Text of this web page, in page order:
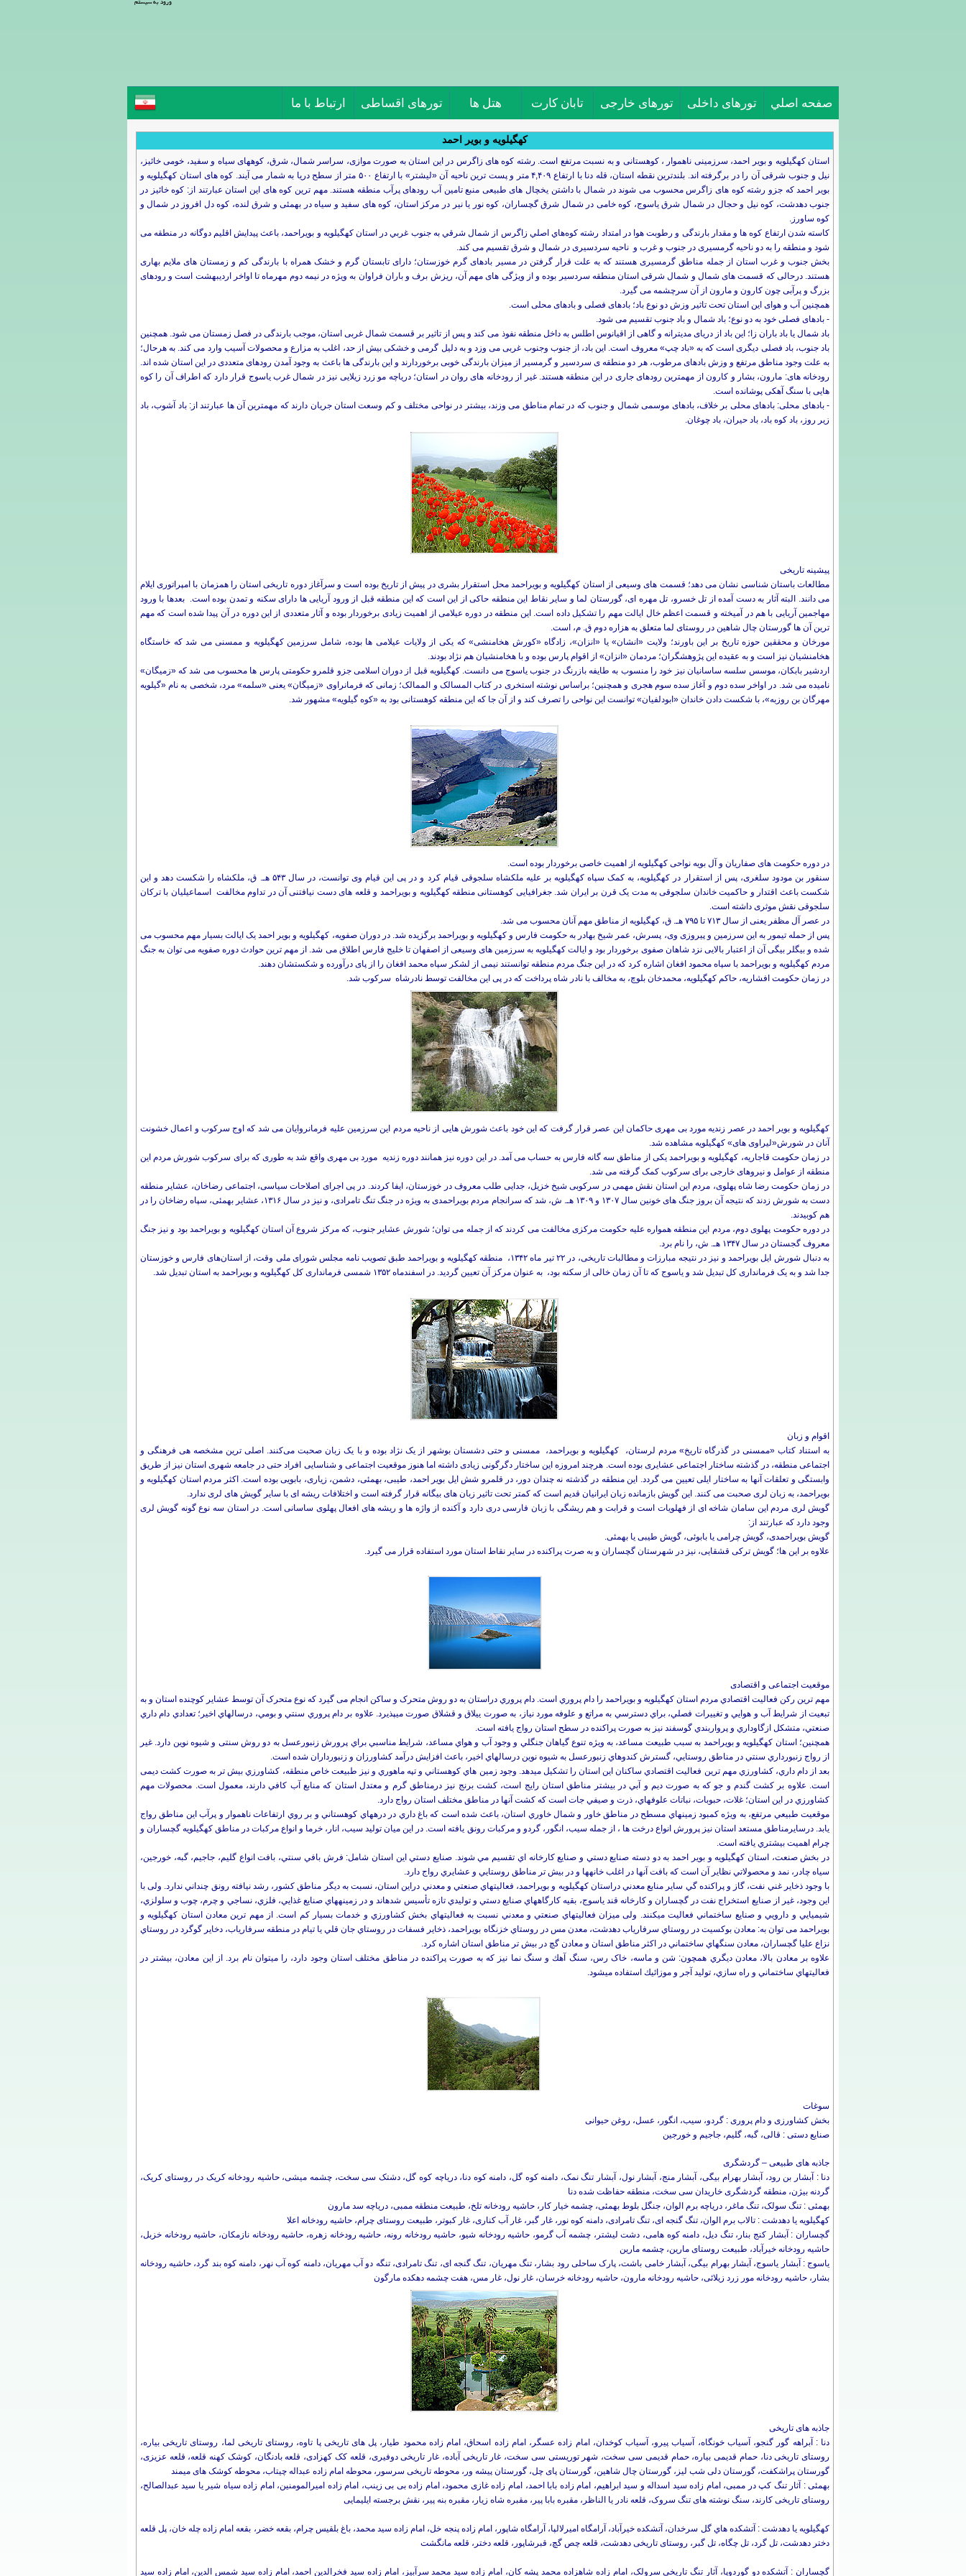
ورود به سیستم
صفحه اصلي تورهای داخلی تورهای خارجی تابان کارت هتل ها تورهای اقساطی ارتباط با ما
کهگیلویه و بویر احمد
استان کهگیلویه و بویر احمد، سرزمینی ناهموار ، کوهستانی و به نسبت مرتفع است. رشته کوه های زاگرس در این استان به صورت موازی، سراسر شمال، شرق، کوههای سیاه و سفید، خومی خائیز،
نیل و جنوب شرقی آن را در برگرفته اند. بلندترین نقطه استان، قله دنا با ارتفاع ۴,۴۰۹ متر و پست ترین ناحیه آن «لیشتر» با ارتفاع ۵۰۰ متر از سطح دریا به شمار می آیند. کوه های استان کهگیلویه و
بویر احمد که جزو رشته کوه های زاگرس محسوب می شوند در شمال با داشتن یخچال های طبیعی منبع تامین آب رودهای پرآب منطقه هستند. مهم ترین کوه های این استان عبارتند از: کوه خائیز در
جنوب دهدشت، کوه نیل و حجال در شمال شرق یاسوج، کوه خامی در شمال شرق گچساران، کوه نور یا نیر در مرکز استان، کوه های سفید و سیاه در بهمئی و شرق لنده، کوه دل افروز در شمال و
کوه ساورز.
کاسته شدن ارتفاع کوه ها و مقدار بارندگی و رطوبت هوا در امتداد رشته‌ كوه‌هاي‌ اصلي‌ زاگرس‌ از شمال‌ شرقي‌ به‌ جنوب‌ غربي‌ در استان‌ كهگيلويه‌ و بويراحمد، باعث پیدایش اقلیم دوگانه در منطقه می
شود و منطقه را به دو ناحیه گرمسیری در جنوب و غرب و ناحیه سردسیری در شمال و شرق تقسیم می کند.
بخش جنوب و غرب استان از جمله مناطق گرمسیری هستند که به علت قرار گرفتن در مسیر بادهای گرم خوزستان؛ دارای تابستان گرم و خشک همراه با بارندگی کم و زمستان های ملایم بهاری
هستند. درحالی که قسمت های شمال و شمال شرقی استان منطقه سردسیر بوده و از ویژگی های مهم آن، ریزش برف و باران فراوان به ویژه در نیمه دوم مهرماه تا اواخر اردیبهشت است و رودهای
بزرگ و پرآبی چون کارون و مارون از آن سرچشمه می گیرد.
همچنین آب و هوای این استان تحت تاثیر وزش دو نوع باد؛ بادهای فصلی و بادهای محلی است.
- بادهای فصلی خود به دو نوع؛ باد شمال و باد جنوب تقسیم می شود.
باد شمال یا باد باران زا؛ این باد از دریای مدیترانه و گاهی از اقیانوس اطلس به داخل منطقه نفوذ می کند و پس از تاثیر بر قسمت شمال غربی استان، موجب بارندگی در فصل زمستان می شود. همچنین
باد جنوب، باد فصلی دیگری است که به «باد چپ» معروف است. این باد، از جنوب وجنوب غربی می وزد و به دلیل گرمی و خشکی بیش از حد، اغلب به مزارع و محصولات آسیب وارد می کند. به هرحال؛
به علت وجود مناطق مرتفع و وزش بادهای مرطوب، هر دو منطقه ی سردسیر و گرمسیر از میزان بارندگی خوبی برخوردارند و این بارندگی ها باعث به وجود آمدن رودهای متعددی در این استان شده اند.
رودخانه های: مارون، بشار و کارون از مهمترین رودهای جاری در این منطقه هستند. غیر از رودخانه های روان در استان؛ دریاچه مو زرد زیلایی نیز در شمال غرب یاسوج قرار دارد که اطراف آن را کوه
هایی با سنگ آهکی پوشانده است.
- بادهای محلی: بادهای محلی بر خلاف، بادهای موسمی شمال و جنوب که در تمام مناطق می وزند، بیشتر در نواحی مختلف و کم وسعت استان جریان دارند که مهمترین آن ها عبارتند از: باد آشوب، باد
زیر روز، باد کوه باد، باد حیران، باد چوغان.
پیشینه تاریخی
مطالعات باستان شناسی نشان می دهد؛ قسمت های وسیعی از استان کهگیلویه و بویراحمد محل استقرار بشری در پیش از تاریخ بوده است و سرآغاز دوره تاریخی استان را همزمان با امپراتوری ایلام
می دانند. البته آثار به دست آمده از تل خسرو، تل مهره ای، گورستان لما و سایر نقاط این منطقه حاکی از این است که این منطقه قبل از ورود آریایی ها دارای سکنه و تمدن بوده است. بعدها با ورود
مهاجمین آریایی با هم در آمیخته و قسمت اعظم خال ایالت مهم را تشکیل داده است. این منطقه در دوره عیلامی از اهمیت زیادی برخوردار بوده و آثار متعددی از این دوره در آن پیدا شده است که مهم
ترین آن ها گورستان چال شاهین در روستای لما متعلق به هزاره دوم ق. م، است.
مورخان و محققین حوزه تاریخ بر این باورند؛ ولایت «انشان» یا «انزان»، زادگاه «کورش هخامنشی» که یکی از ولایات عیلامی ها بوده، شامل سرزمین کهگیلویه و ممسنی می شد که خاستگاه
هخامنشیان نیز است و به عقیده این پژوهشگران؛ مردمان «انزان» از اقوام پارس بوده و با هخامنشیان هم نژاد بودند.
اردشیر بابکان، موسس سلسه ساسانیان نیز خود را منسوب به طایفه بازرنگ در جنوب یاسوج می دانست. کهگیلویه قبل از دوران اسلامی جزو قلمرو حکومتی پارس ها محسوب می شد که «زمیگان»
نامیده می شد. در اواخر سده دوم و آغاز سده سوم هجری و همچنین؛ براساس نوشته استخری در کتاب المسالک و الممالک؛ زمانی که فرمانراوی «زمیگان» یعنی «سلمه» مرد، شخصی به نام «گیلویه
مهرگان بن روزبه»، با شکست دادن خاندان «ابودلفیان» توانست این نواحی را تصرف کند و از آن جا که این منطقه کوهستانی بود به «کوه گیلویه» مشهور شد.
در دوره حکومت های صفاریان و آل بویه نواحی کهگیلویه از اهمیت خاصی برخوردار بوده است.
سنقور بن مودود سلغری، پس از استقرار در کهگیلویه، به کمک سپاه کهگیلویه بر علیه ملکشاه سلجوقی قیام کرد و در پی این قیام وی توانست، در سال ۵۴۳ هـ. ق، ملکشاه را شکست دهد و این
شکست باعث اقتدار و حاکمیت خاندان سلجوقی به مدت یک قرن بر ایران شد. جغرافیایی کوهستانی منطقه کهگیلویه و بویراحمد و قلعه های دست نیافتنی آن در تداوم مخالفت اسماعیلیان با ترکان
سلجوقی نقش موثری داشته است.
در عصر آل مظفر یعنی از سال ۷۱۳ تا ۷۹۵ هـ. ق، کهگیلویه از مناطق مهم آنان محسوب می شد.
پس از حمله تیمور به این سرزمین و پیروزی وی، پسرش، عمر شیخ بهادر به حکومت فارس و کهگیلویه و بویراحمد برگزیده شد. در دوران صفویه، کهگیلویه و بویر احمد یک ایالت بسیار مهم محسوب می
شده و بیگلر بیگی آن از اعتبار بالایی نزد شاهان صفوی برخوردار بود و ایالت کهگیلویه به سرزمین های وسیعی از اصفهان تا خلیج فارس اطلاق می شد. از مهم ترین حوادث دوره صفویه می توان به جنگ
مردم کهگیلویه و بویراحمد با سپاه محمود افغان اشاره کرد که در این جنگ مردم منطقه توانستند نیمی از لشکر سپاه محمد افغان را از پای درآورده و شکستشان دهند.
در زمان حکومت افشاریه، حاکم کهگیلویه، محمدخان بلوچ، به مخالف با نادر شاه پرداخت که در پی این مخالفت توسط نادرشاه سرکوب شد.
کهگیلویه و بویر احمد در عصر زندیه مورد بی مهری حاکمان این عصر قرار گرفت که این خود باعث شورش هایی از ناحیه مردم این سرزمین علیه فرمانروایان می شد که اوج سرکوب و اعمال خشونت
آنان در شورش«لیراوی های» کهگیلویه مشاهده شد.
در زمان حکومت قاجاریه، کهگیلویه و بویراحمد یکی از مناطق سه گانه فارس به حساب می آمد. در این دوره نیز همانند دوره زندیه مورد بی مهری واقع شد به طوری که برای سرکوب شورش مردم این
منطقه از عوامل و نیروهای خارجی برای سرکوب کمک گرفته می شد.
در زمان حکومت رضا شاه پهلوی، مردم این استان نقش مهمی در سرکوبی شیخ خزیل، جدایی طلب معروف در خوزستان، ایفا کردند. در پی اجرای اصلاحات سیاسی، اجتماعی رضاخان، عشایر منطقه
دست به شورش زدند که نتیجه آن بروز جنگ های خونین سال ۱۳۰۷ و ۱۳۰۹ هـ. ش، شد که سرانجام مردم بویراحمدی به ویژه در جنگ تنگ تامرادی، و نیز در سال ۱۳۱۶، عشایر بهمئی، سپاه رضاخان را در
هم کوبیدند.
در دوره حکومت پهلوی دوم، مردم این منطقه همواره علیه حکومت مرکزی مخالفت می کردند که از جمله می توان؛ شورش عشایر جنوب، که مرکز شروع آن استان کهگیلویه و بویراحمد بود و نیز جنگ
معروف گجستان در سال ۱۳۴۷ هـ. ش، را نام برد.
به دنبال شورش ايل بويراحمد و نیز در نتیجه مبارزات و مطالبات تاریخی، در ۲۲ تير ماه ۱۳۴۲، ‌ منطقه کهگيلويه و بويراحمد طبق تصويب نامه مجلس شوراى ملى وقت، از استان‌‌هاى فارس و خوزستان
جدا شد و به يک فرماندارى کل تبديل شد و ياسوج که تا آن زمان خالى از سکنه بود، ‌ به عنوان مرکز آن تعيين گرديد. در اسفندماه ۱۳۵۲ شمسى فرماندارى کل کهگيلويه و بويراحمد به استان تبديل شد.
اقوام و زبان
به استناد کتاب «ممسنى در گذرگاه تاريخ» مردم لرستان، ‌ کهگيلويه و بويراحمد، ‌ ممسنى و حتى دشستان بوشهر از يک نژاد بوده و با يک زبان صحبت مى‌کنند. اصلی ترین مشخصه هی فرهنگی و
اجتماعی منطقه، در گذشته ساختار اجتماعی عشایری بوده است. هرچند امروزه این ساختار دگرگونی زیادی داشته اما هنوز موقعیت اجتماعی و شناسایی افراد حتی در جامعه شهری استان نیز از طریق
وابستگی و تعلقات آنها به ساختار ایلی تعیین می گردد. این منطقه در گذشته نه چندان دور، در قلمرو شش ایل بویر احمد، طیبی، بهمئی، دشمن، زیاری، بابویی بوده است. اکثر مردم استان کهگیلویه و
بویراحمد، به زبان لری صحبت می کنند. این گویش بازمانده زبان ایرانیان قدیم است که کمتر تحت تاثیر زبان های بیگانه قرار گرفته است و اختلافات ریشه ای با سایر گویش های لری ندارد.
گویش لری مردم این سامان شاخه ای از فهلویات است و قرابت و هم ریشگی با زبان فارسی دری دارد و آکنده از واژه ها و ریشه های افعال پهلوی ساسانی است. در استان سه نوع گونه گویش لری
وجود دارد که عبارتند از:
گویش بویراحمدی، گویش چرامی یا بابوئی، گویش طیبی یا بهمئی.
علاوه بر این ها؛ گویش ترکی قشقایی، نیز در شهرستان گچساران و به صرت پراکنده در سایر نقاط استان مورد استفاده قرار می گیرد.
موقعیت اجتماعی و اقتصادی
مهم ترين ركن فعاليت اقتصادي مردم استان کهگيلويه و بويراحمد را دام پروري است. دام پروري دراستان به دو روش متحرک و ساكن انجام می گیرد كه نوع متحرک آن توسط عشاير كوچنده استان و به
تبعيت از شرايط آب و هوايي و تغييرات فصلي، براي دسترسي به مراتع و علوفه مورد نياز، به صورت ييلاق و قشلاق صورت مي‎پذیرد. علاوه بر دام پروري سنتي و بومي، درسال‎هاي اخير؛ تعدادي دام داري
صنعتي، ‌متشكل ازگاوداري و پرواربندي گوسفند نيز به صورت پراكنده در سطح استان رواج يافته است.
همچنین؛ استان كهگيلويه و بويراحمد به سبب طبيعت مساعد، به ويژه تنوع گياهان جنگلي و وجود آب و هواي مساعد، شرايط مناسبي براي پرورش زنبورعسل به دو روش سنتی و شیوه نوین دارد. غیر
از رواج زنبورداري سنتي در مناطق روستايي، گسترش كندوهاي زنبورعسل به شيوه نوين درسال‎هاي اخير، باعث افزايش درآمد كشاورزان و زنبورداران شده است.
بعد از دام داري، ‌كشاورزي مهم ترين فعاليت اقتصادي ساكنان ‎اين استان را تشكيل مي‎دهد. وجود زمين هاي كوهستاني و تپه ماهوري و نیز طبیعت خاص منطقه، كشاورزي بيش تر به صورت کشت دیمی
است. علاوه بر كشت گندم و جو كه به صورت ديم و آبي در بيشتر مناطق استان رايج است، كشت برنج نيز درمناطق گرم و معتدل استان كه منابع آب كافي دارند، معمول است. محصولات مهم
كشاورزي در ‎اين استان؛ غلات، حبوبات، نباتات علوفه‎اي، ذرت و صيفي جات است كه كشت آن‎ها در مناطق مختلف استان رواج دارد.
موقعيت طبيعي مرتفع، به ويژه كمبود زمين‎هاي مسطح در مناطق خاور و شمال خاوري استان، باعث شده است كه باغ داري در دره‎هاي كوهستاني و بر روي ارتفاعات ناهموار و پرآب اين مناطق رواج
يابد. درسايرمناطق مستعد استان نيز پرورش انواع درخت ها ، از جمله سيب، انگور، گردو و مركبات رونق يافته است. در ‎اين ميان توليد سيب، انار، خرما و انواع مركبات در مناطق كهگيلويه گچساران و
چرام اهميت بيشتري يافته است.
در بخش صنعت، استان کهگيلويه و بوير احمد به دو دسته صنايع دستي و صنايع کارخانه اي تقسيم مي شوند. صنايع دستي اين استان شامل: فرش بافي سنتي، ‌بافت انواع گليم، جاجيم، گبه، خورجين،
سياه چادر، نمد و محصولاتي نظاير آن است كه بافت آن‎ها در اغلب خانه‎ها و در بيش تر مناطق روستايي و عشايري رواج دارد.
با وجود ذخاير غني نفت، گاز و پراكنده گي ساير منابع معدني دراستان كهگيلويه و بويراحمد، فعاليت‎هاي صنعتي و معدني در‎اين استان، نسبت به ديگر مناطق كشور، رشد نيافته رونق چنداني ندارد. ولی با
این وجود، غیر از صنايع استخراج نفت در گچساران و كارخانه قند ياسوج، بقيه كارگاه‎هاي صنايع دستي و توليدي تازه تأسيس شده‎اند و در زمينه‎هاي صنايع غذايي، فلزي، نساجي و چرم، چوب و سلولزي،
شيميايي و دارويي و صنايع ساختماني فعاليت مي‎كنند. ولی ميزان فعاليت‎هاي صنعتي و معدني نسبت به فعاليت‎هاي بخش كشاورزي و خدمات بسيار كم است. از مهم ترین معادن استان كهگيلويه و
بويراحمد می توان به: معادن بوكسيت در روستاي سرفارياب دهدشت، معدن مس در روستاي خزنگاه بويراحمد، ذخاير فسفات در روستاي جان قلي یا تيام در منطقه سرفارياب، دخاير گوگرد در روستاي
نزاع عليا گچساران، معادن سنگ‎هاي ساختماني در اكثر مناطق استان و معادن گچ در بيش تر مناطق استان اشاره کرد.
علاوه بر معادن بالا، معادن ديگري همچون: شن و ماسه، خاک رس، سنگ آهك و سنگ نما نيز كه به صورت پراکنده در مناطق مختلف استان وجود دارد، را مي‎توان نام برد. از ‎اين معادن، بیشتر در
فعاليت‎هاي ساختماني و راه سازي، توليد آجر و موزائيك استفاده مي‎شود.
سوغات
بخش کشاورزی و دام پروری : گردو، سیب، انگور، عسل، روغن حیوانی
صنایع دستی : قالی، گبه، گلیم، جاجیم و خورجین
جاذبه های طبیعی – گردشگری
دنا : آبشار بن رود، آبشار بهرام بیگی، آبشار منج، آبشار نول، آبشار تنگ نمک، دامنه کوه گل، دامنه کوه دنا، دریاچه کوه گل، دشتک سی سخت، چشمه میشی، حاشیه رودخانه کریک در روستای کریک،
گردنه بیژن، منطقه گردشگری خاریدان سی سخت، منطقه حفاظت شده دنا
بهمئی : تنگ سولک، تنگ ماغر، دریاچه برم الوان، جنگل بلوط بهمئی، چشمه خیار کار، حاشیه رودخانه تلخ، طبیعت منطقه ممبی، دریاچه سد مارون
کهگیلویه یا دهدشت : تالاب برم الوان، تنگ گنجه ای، تنگ تامرادی، دامنه کوه نور، غار گبر، غار آب کناری، غار کبوتر، طبیعت روستای چرام، حاشیه رودخانه اعلا
گچساران : آبشار کنج بنار، تنگ دیل، دامنه کوه هامی، دشت لیشتر، چشمه آب گرمو، حاشیه رودخانه شیو، حاشیه رودخانه رونه، حاشیه رودخانه زهره، حاشیه رودخانه نازمکان، حاشیه رودخانه خزبل،
حاشیه رودخانه خیرآباد، طبیعت روستای مارین، چشمه مارین
یاسوج : آبشار یاسوج، آبشار بهرام بیگی، آبشار خامی باشت، پارک ساحلی رود بشار، تنگ مهریان، تنگ گنجه ای، تنگ تامرادی، تنگه دو آب مهریان، دامنه کوه آب نهر، دامنه کوه بند گرد، حاشیه رودخانه
بشار، حاشیه رودخانه مور زرد زیلائی، حاشیه رودخانه مارون، حاشیه رودخانه خرسان، غار نول، غار مس، هفت چشمه دهکده مارگون
جاذبه های تاریخی
دنا : آبراهه گور گنجو، آسیاب خونگاه، آسیاب پیرو، آسیاب کوخدان، امام زاده عسگر، امام زاده اسحاق، امام زاده محمود طیار، پل های تاریخی پا تاوه، روستای تاریخی لما، روستای تاریخی بیاره،
روستای تاریخی دنا، حمام قدیمی بیاره، حمام قدیمی سی سخت، شهر توریستی سی سخت، غار تاریخی آباده، غار تاریخی دوفیری، قلعه کک کهزادی، قلعه بادنگان، کوشک کهنه قلعه، قلعه عزیزی،
گورستان پراشکفت، گورستان دلی شب لیز، گورستان چال شاهین، گورستان پای چل، گورستان پیشه ور، محوطه تاریخی سرسور، محوطه امام زاده عبداله چیتاب، محوطه کوشک های میمند
بهمئی : آثار تنگ کپ در ممبی، امام زاده سید اسداله و سید ابراهیم، امام زاده بابا احمد، امام زاده غازی محمود، امام زاده بی بی زینب، امام زاده امیرالمومنین، امام زاده سیاه شیر یا سید عبدالصالح،
روستای تاریخی کارند، سنگ نوشته های تنگ سروک، قلعه نادر یا الناظر، مقبره بابا پیر، مقبره شاه زیار، مقبره بنه پیر، نقش برجسته ایلیمایی
کهگیلویه یا دهدشت : آتشكده هاي گل سرخدان، آتشكده خيرآباد، آرامگاه اميرلالپا، آرامگاه شاپور، امام زاده پنجه خل، امام زاده سيد محمد، باغ بلقیس چرام، بقعه خضر، بقعه امام زاده چله‌ خان، پل قلعه
دختر دهدشت، تل گرد، تل چگاه، تل گبر، روستای تاریخی دهدشت، قلعه چص گچ، قبرشاپور، قلعه دختر، قلعه مانگشت
گچساران : آتشکده دو گوردوپا، آثار تنگ تاریخی سرولک، امام زاده شاهزاده محمد پشه کان، امام زاده سید محمد سرآبیز، امام زاده سید فخرالدین احمد، امام زاده سید شمس الدین، امام زاده سید